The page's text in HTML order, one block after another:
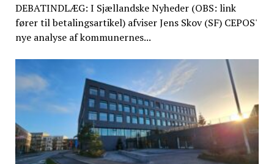
DEBATINDLÆG: I Sjællandske Nyheder (OBS: link
fører til betalingsartikel) afviser Jens Skov (SF) CEPOS'
nye analyse af kommunernes...